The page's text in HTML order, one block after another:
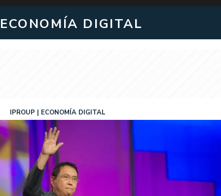
ECONOMÍA DIGITAL
IPROUP ECONOMÍA DIGITAL